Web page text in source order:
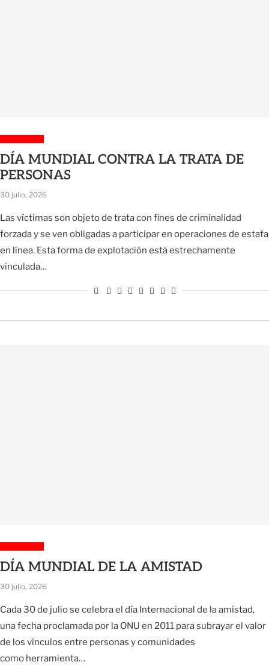
DÍA MUNDIAL CONTRA LA TRATA DE
PERSONAS
30 julio, 2026
Las víctimas son objeto de trata con fines de criminalidad
forzada y se ven obligadas a participar en operaciones de estafa
en línea. Esta forma de explotación está estrechamente
vinculada…
DÍA MUNDIAL DE LA AMISTAD
30 julio, 2026
Cada 30 de julio se celebra el día Internacional de la amistad,
una fecha proclamada por la ONU en 2011 para subrayar el valor
de los vínculos entre personas y comunidades
como herramienta…